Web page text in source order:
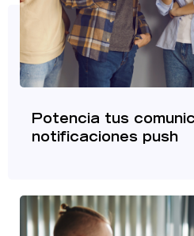
Potencia tus
notificaciones push